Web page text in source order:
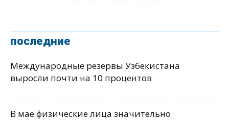
последние
Международные резервы Узбекистана
выросли почти на 10 процентов
В мае физические лица значительно